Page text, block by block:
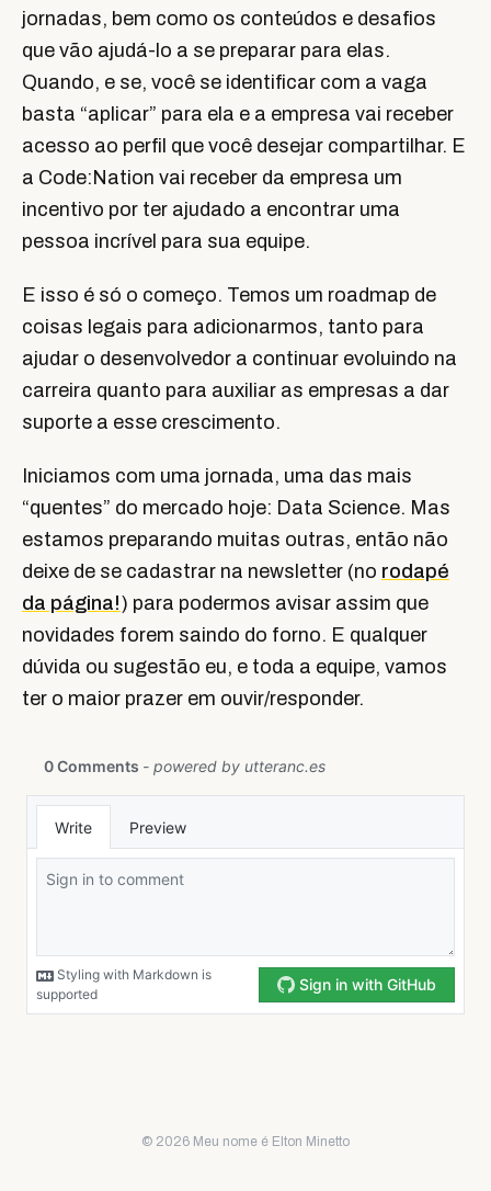
jornadas, bem como os conteúdos e desafios
que vão ajudá-lo a se preparar para elas.
Quando, e se, você se identificar com a vaga
basta “aplicar” para ela e a empresa vai receber
acesso ao perfil que você desejar compartilhar. E
a Code:Nation vai receber da empresa um
incentivo por ter ajudado a encontrar uma
pessoa incrível para sua equipe.
E isso é só o começo. Temos um roadmap de
coisas legais para adicionarmos, tanto para
ajudar o desenvolvedor a continuar evoluindo na
carreira quanto para auxiliar as empresas a dar
suporte a esse crescimento.
Iniciamos com uma jornada, uma das mais
“quentes” do mercado hoje: Data Science. Mas
estamos preparando muitas outras, então não
deixe de se cadastrar na newsletter (no rodapé
da página!) para podermos avisar assim que
novidades forem saindo do forno. E qualquer
dúvida ou sugestão eu, e toda a equipe, vamos
ter o maior prazer em ouvir/responder.
© 2026 Meu nome é Elton Minetto